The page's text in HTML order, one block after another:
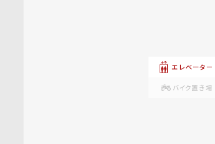
エレベーター
バイク置き場